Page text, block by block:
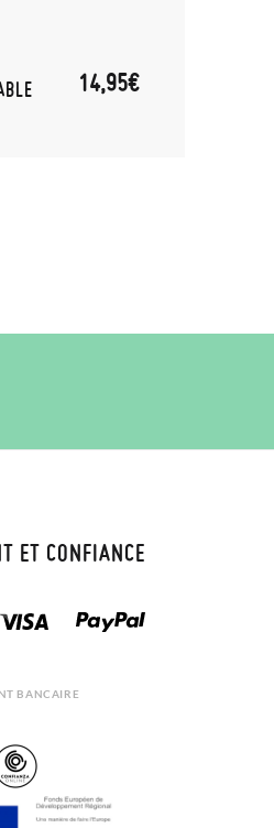
14,95€
ET CONFIANCE
BANCAIRE